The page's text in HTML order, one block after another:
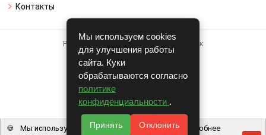
Контакты
Работает на системе для авторазборок
CARRO.БИЗНЕС
Полная версия
© COPYRIGHT 2026 г.
v1.1.24
Мы используем cookies
для улучшения работы
сайта. Куки
обрабатываются согласно
политике
конфиденциальности .
Принять Отклонить
🍪
Мы используем файлы cookie, чтобы вам было удобнее